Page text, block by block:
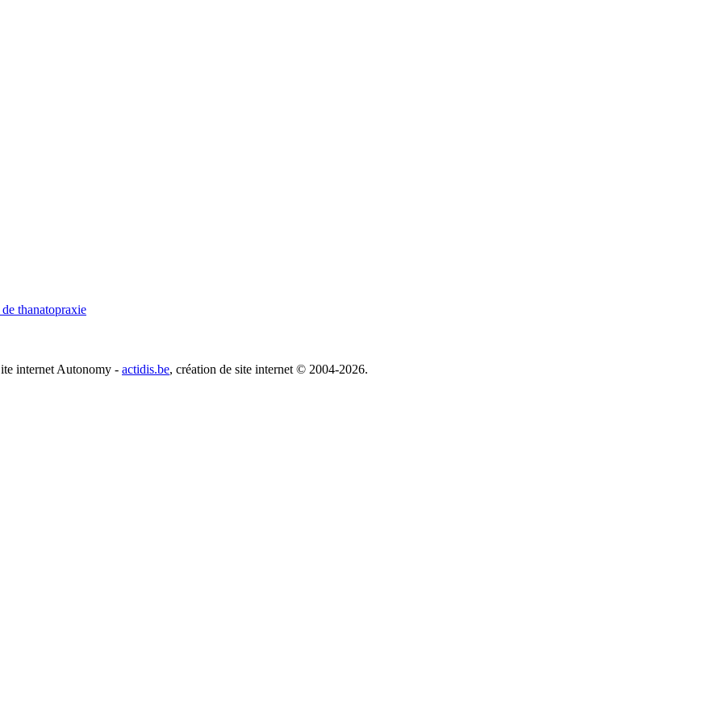
thanatopraxie
internet Autonomy - actidis.be, création de site internet © 2004-2026.